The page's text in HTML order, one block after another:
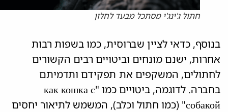
חתול ג'ינג'י מסתכל מבעד לחלון
בנוסף, כדאי לציין שברוסית, כמו בשפות רבות
אחרות, ישנם מונחים וביטויים רבים הקשורים
לחתולים, המשקפים את תפקידם ותדמיתם
בחברה. לדוגמה, ביטויים כמו "как кошка с
собакой" (כמו חתול וכלב), המשמש לתיאור יחסים